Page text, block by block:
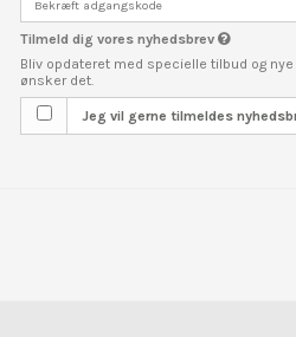
Tilmeld dig vores nyhedsbrev
Bliv opdateret med specielle tilbud og
ønsker det.
Jeg vil gerne tilmeldes